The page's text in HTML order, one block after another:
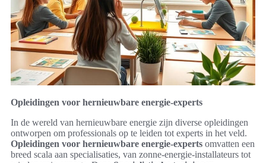
Opleidingen voor hernieuwbare energie-experts
In de wereld van hernieuwbare energie zijn diverse opleidingen
ontworpen om professionals op te leiden tot experts in het veld.
Opleidingen voor hernieuwbare energie-experts omvatten een
breed scala aan specialisaties, van zonne-energie-installateurs tot